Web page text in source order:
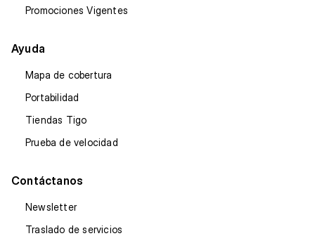
Promociones Vigentes
Ayuda
Mapa de cobertura
Portabilidad
Tiendas Tigo
Prueba de velocidad
Contáctanos
Newsletter
Traslado de servicios